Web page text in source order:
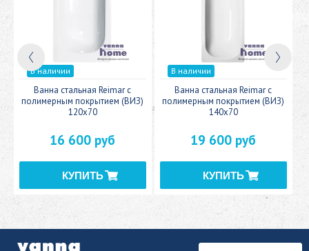
В наличии
Ванна стальная Reimar с
полимерным покрытием (ВИЗ)
120x70
16 600 руб
В наличии
Ванна стальная Reimar с
полимерным покрытием (ВИЗ)
140x70
19 600 руб